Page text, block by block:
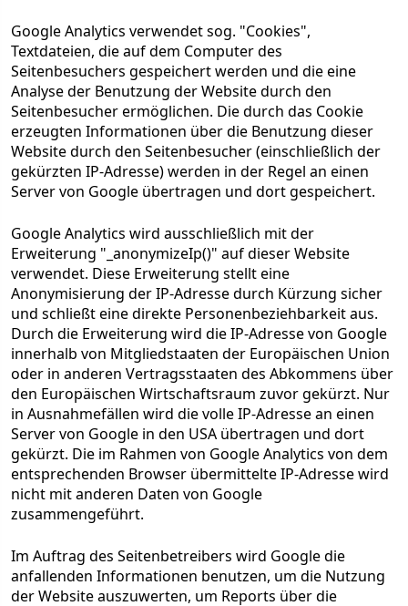
Google Analytics verwendet sog. "Cookies",
Textdateien, die auf dem Computer des
Seitenbesuchers gespeichert werden und die eine
Analyse der Benutzung der Website durch den
Seitenbesucher ermöglichen. Die durch das Cookie
erzeugten Informationen über die Benutzung dieser
Website durch den Seitenbesucher (einschließlich der
gekürzten IP-Adresse) werden in der Regel an einen
Server von Google übertragen und dort gespeichert.
Google Analytics wird ausschließlich mit der
Erweiterung "_anonymizeIp()" auf dieser Website
verwendet. Diese Erweiterung stellt eine
Anonymisierung der IP-Adresse durch Kürzung sicher
und schließt eine direkte Personenbeziehbarkeit aus.
Durch die Erweiterung wird die IP-Adresse von Google
innerhalb von Mitgliedstaaten der Europäischen Union
oder in anderen Vertragsstaaten des Abkommens über
den Europäischen Wirtschaftsraum zuvor gekürzt. Nur
in Ausnahmefällen wird die volle IP-Adresse an einen
Server von Google in den USA übertragen und dort
gekürzt. Die im Rahmen von Google Analytics von dem
entsprechenden Browser übermittelte IP-Adresse wird
nicht mit anderen Daten von Google
zusammengeführt.
Im Auftrag des Seitenbetreibers wird Google die
anfallenden Informationen benutzen, um die Nutzung
der Website auszuwerten, um Reports über die